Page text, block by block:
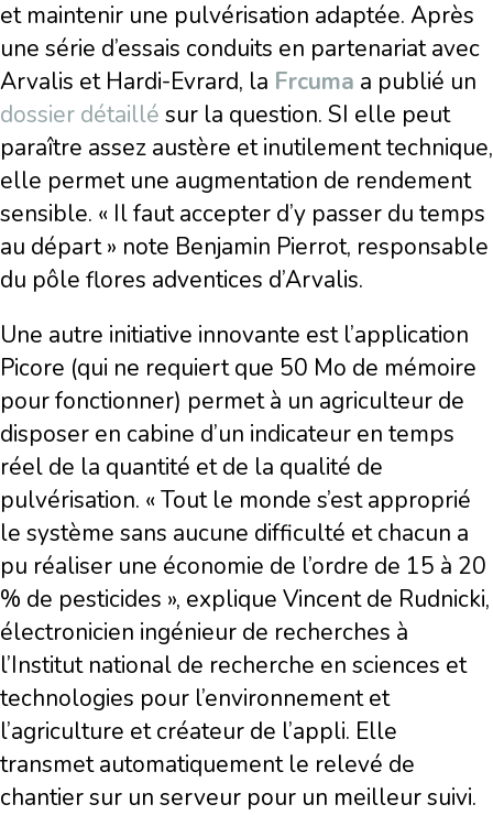
et maintenir une pulvérisation adaptée. Après
une série d’essais conduits en partenariat avec
Arvalis et Hardi-Evrard, la Frcuma a publié un
dossier détaillé sur la question. SI elle peut
paraître assez austère et inutilement technique,
elle permet une augmentation de rendement
sensible. « Il faut accepter d’y passer du temps
au départ » note Benjamin Pierrot, responsable
du pôle flores adventices d’Arvalis.
Une autre initiative innovante est l’application
Picore (qui ne requiert que 50 Mo de mémoire
pour fonctionner) permet à un agriculteur de
disposer en cabine d’un indicateur en temps
réel de la quantité et de la qualité de
pulvérisation. « Tout le monde s’est approprié
le système sans aucune difficulté et chacun a
pu réaliser une économie de l’ordre de 15 à 20
% de pesticides », explique Vincent de Rudnicki,
électronicien ingénieur de recherches à
l’Institut national de recherche en sciences et
technologies pour l’environnement et
l’agriculture et créateur de l’appli. Elle
transmet automatiquement le relevé de
chantier sur un serveur pour un meilleur suivi.